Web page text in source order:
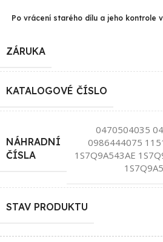
Po vrácení starého dílu a jeho kontrole
ZÁRUKA
KATALOGOVÉ ČÍSLO
NÁHRADNÍ
ČÍSLA
0470504035
0986444075
1S7Q9A543AE
STAV PRODUKTU